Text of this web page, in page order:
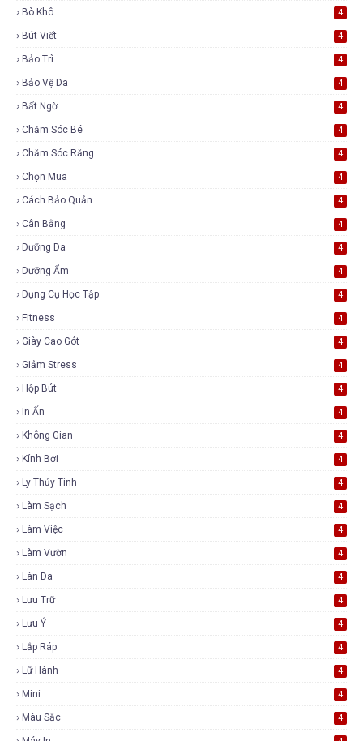
Bò Khô 4
Bút Viết 4
Bảo Trì 4
Bảo Vệ Da 4
Bất Ngờ 4
Chăm Sóc Bé 4
Chăm Sóc Răng 4
Chọn Mua 4
Cách Bảo Quản 4
Cân Bằng 4
Dưỡng Da 4
Dưỡng Ẩm 4
Dụng Cụ Học Tập 4
Fitness 4
Giày Cao Gót 4
Giảm Stress 4
Hộp Bút 4
In Ấn 4
Không Gian 4
Kính Bơi 4
Ly Thủy Tinh 4
Làm Sạch 4
Làm Việc 4
Làm Vườn 4
Làn Da 4
Lưu Trữ 4
Lưu Ý 4
Lắp Ráp 4
Lữ Hành 4
Mini 4
Màu Sắc 4